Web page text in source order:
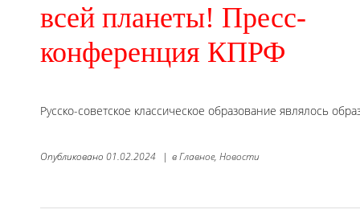
всей планеты! Пресс-
конференция КПРФ
Русско-советское классическое образование являлось
Опубликовано 01.02.2024 | вГлавное, Новости